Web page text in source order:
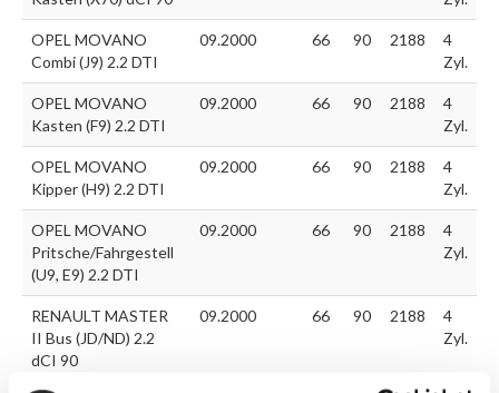
OPEL MOVANO
Combi (J9) 2.2 DTI
09.2000 66 90 2188
4
Zyl.
OPEL MOVANO
Kasten (F9) 2.2 DTI
09.2000 66 90 2188
4
Zyl.
OPEL MOVANO
Kipper (H9) 2.2 DTI
09.2000 66 90 2188
4
Zyl.
OPEL MOVANO
Pritsche/Fahrgestell
(U9, E9) 2.2 DTI
09.2000 66 90 2188
4
Zyl.
RENAULT MASTER
II Bus (JD/ND) 2.2
dCI 90
09.2000 66 90 2188
4
Zyl.